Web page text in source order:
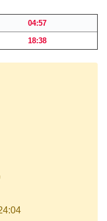
04:57
18:38